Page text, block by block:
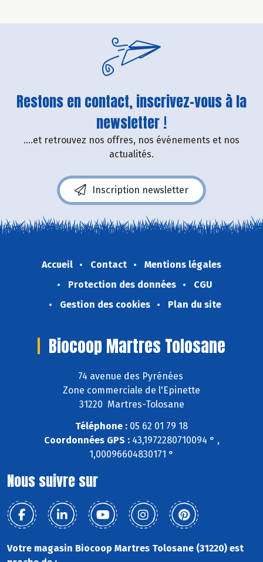
Restons en contact, inscrivez-vous à la
newsletter !
....et retrouvez nos offres, nos événements et nos
actualités.
Inscription newsletter
Accueil Contact
Mentions légales
Protection des données
CGU
Gestion des cookies
Plan du site
Biocoop Martres Tolosane
74 avenue des Pyrénées
Zone commerciale de l'Epinette
31220 Martres-Tolosane
Téléphone : 05 62 01 79 18
Coordonnées GPS :43,1972280710094 ° ,
1,00096604830171 °
Nous suivre sur
Votre magasin Biocoop Martres Tolosane (31220) est